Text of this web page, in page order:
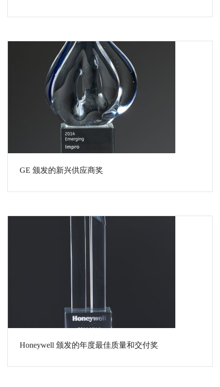
GE 颁发的新兴供应商奖
Honeywell 颁发的年度最佳质量和交付奖